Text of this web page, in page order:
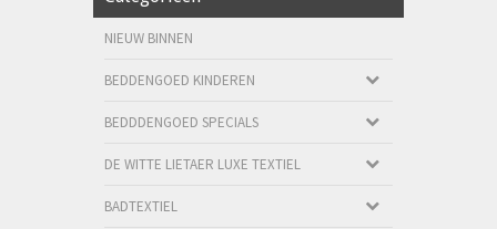
NIEUW BINNEN
BEDDENGOED KINDEREN
BEDDDENGOED SPECIALS
DE WITTE LIETAER LUXE TEXTIEL
BADTEXTIEL